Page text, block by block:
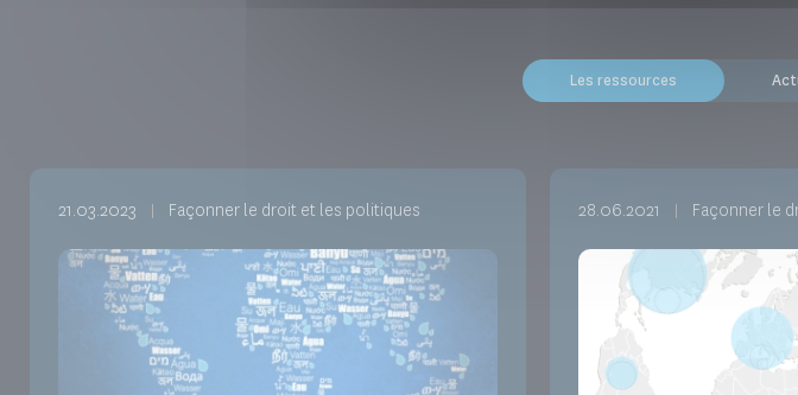
Les ressources
21.03.2023 Façonner le droit et les politiques 28.06.2021 Façonner le